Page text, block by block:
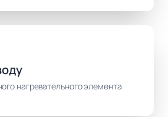
нагревательного элемента